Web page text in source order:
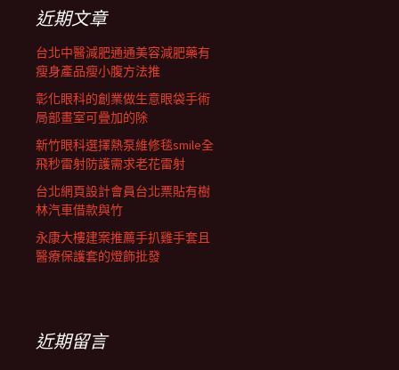
近期文章
台北中醫減肥通通美容減肥藥有
瘦身產品瘦小腹方法推
彰化眼科的創業做生意眼袋手術
局部畫室可疊加的除
新竹眼科選擇熱泵維修毯smile全
飛秒雷射防護需求老花雷射
台北網頁設計會員台北票貼有樹
林汽車借款與竹
永康大樓建案推薦手扒雞手套且
醫療保護套的燈飾批發
近期留言